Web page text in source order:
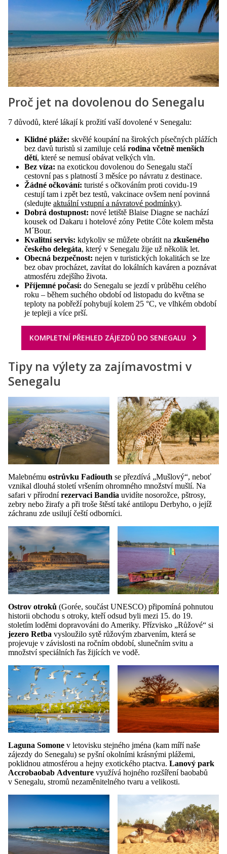
Proč jet na dovolenou do Senegalu
7 důvodů, které lákají k prožití vaší dovolené v Senegalu:
Klidné pláže: skvělé koupání na širokých písečných plážích
bez davů turistů si zamiluje celá rodina včetně menších
dětí, které se nemusí obávat velkých vln.
Bez víza: na exotickou dovolenou do Senegalu stačí
cestovní pas s platností 3 měsíce po návratu z destinace.
Žádné očkování: turisté s očkováním proti covidu-19
cestují tam i zpět bez testů, vakcinace ovšem není povinná
(sledujte aktuální vstupní a návratové podmínky).
Dobrá dostupnost: nové letiště Blaise Diagne se nachází
kousek od Dakaru i hotelové zóny Petite Côte kolem města
M´Bour.
Kvalitní servis: kdykoliv se můžete obrátit na zkušeného
českého delegáta, který v Senegalu žije už několik let.
Obecná bezpečnost: nejen v turistických lokalitách se lze
bez obav procházet, zavítat do lokálních kaváren a poznávat
atmosféru zdejšího života.
Příjemné počasí: do Senegalu se jezdí v průběhu celého
roku – během suchého období od listopadu do května se
teploty na pobřeží pohybují kolem 25 °C, ve vlhkém období
je tepleji a více prší.
KOMPLETNÍ PŘEHLED ZÁJEZDŮ DO SENEGALU
Tipy na výlety za zajímavostmi v
Senegalu
Malebnému ostrůvku Fadiouth se přezdívá „Mušlový“, neboť
vznikal dlouhá století vršením ohromného množství mušlí. Na
safari v přírodní rezervaci Bandia uvidíte nosorožce, pštrosy,
zebry nebo žirafy a při troše štěstí také antilopu Derbyho, o jejíž
záchranu zde usilují čeští odborníci.
Ostrov otroků (Gorée, součást UNESCO) připomíná pohnutou
historii obchodu s otroky, kteří odsud byli mezi 15. do 19.
stoletím loděmi dopravováni do Ameriky. Přízvisko „Růžové“ si
jezero Retba vysloužilo sytě růžovým zbarvením, která se
projevuje v závislosti na ročním období, slunečním svitu a
množství speciálních řas žijících ve vodě.
Laguna Somone v letovisku stejného jména (kam míří naše
zájezdy do Senegalu) se pyšní okolními krásnými plážemi,
poklidnou atmosférou a hejny exotického ptactva. Lanový park
Accrobaobab Adventure využívá hojného rozšíření baobabů
v Senegalu, stromů nezaměnitelného tvaru a velikosti.